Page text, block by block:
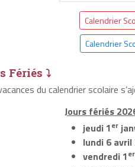
Calendrier
Calendrier
Fériés ⤵
du calendrier scolaire
Jours fériés
jeudi 1er
lundi 6 avril
vendredi 1er